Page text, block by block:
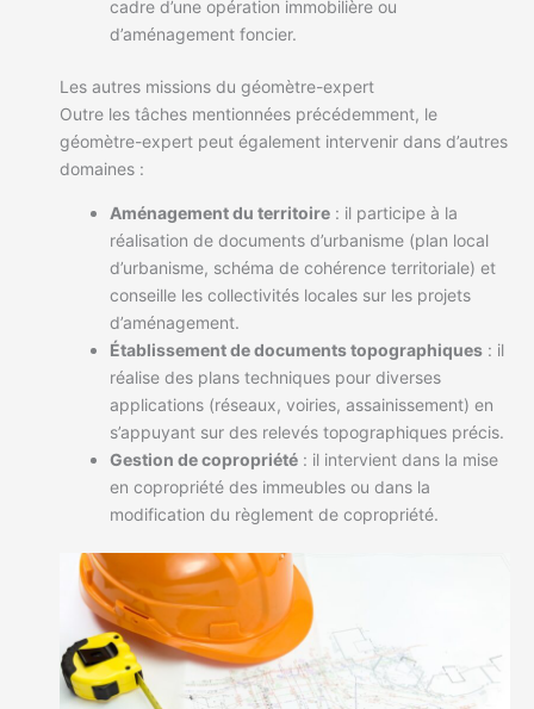
cadre d’une opération immobilière ou
d’aménagement foncier.
Les autres missions du géomètre-expert
Outre les tâches mentionnées précédemment, le
géomètre-expert peut également intervenir dans d’autres
domaines :
Aménagement du territoire : il participe à la
réalisation de documents d’urbanisme (plan local
d’urbanisme, schéma de cohérence territoriale) et
conseille les collectivités locales sur les projets
d’aménagement.
Établissement de documents topographiques : il
réalise des plans techniques pour diverses
applications (réseaux, voiries, assainissement) en
s’appuyant sur des relevés topographiques précis.
Gestion de copropriété : il intervient dans la mise
en copropriété des immeubles ou dans la
modification du règlement de copropriété.